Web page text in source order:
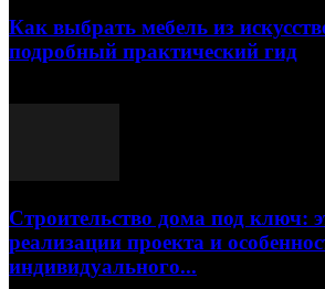
Как выбрать мебель из
подробный практический гид
Строительство дома под ключ:
реализации проекта и
индивидуального...